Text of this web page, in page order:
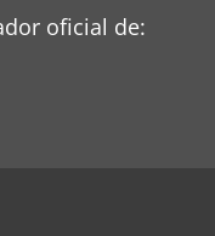
oficial de: